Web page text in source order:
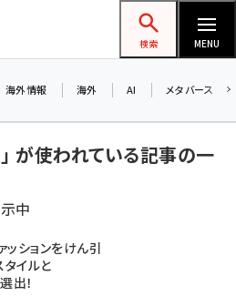
ショップ担当者フォーラム
検索 MENU
海外情報 海外 AI メタバース
が使われている記事の一
中
ションをけん引
タイルと
出！